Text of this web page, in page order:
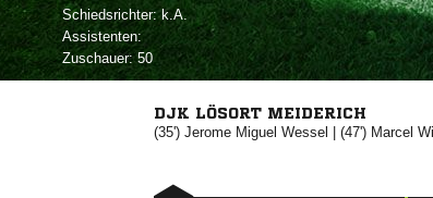
Schiedsrichter:
Assistenten:
Zuschauer:50
DJK LÖSORT MEIDERICH
(35')    | (47') 